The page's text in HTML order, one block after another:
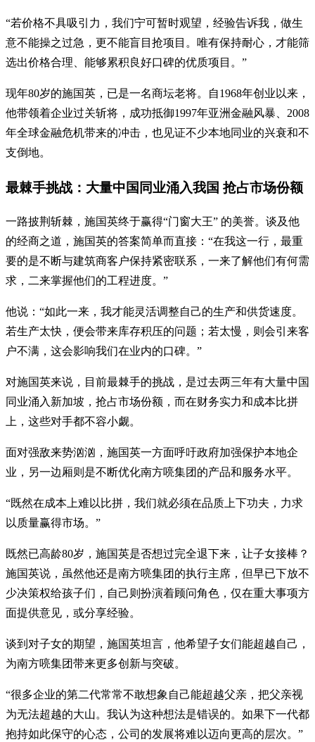
“若价格不具吸引力，我们宁可暂时观望，经验告诉我，做生
意不能操之过急，更不能盲目抢项目。唯有保持耐心，才能筛
选出价格合理、能够累积良好口碑的优质项目。”
现年80岁的施国英，已是一名商坛老将。自1968年创业以来，
他带领着企业过关斩将，成功抵御1997年亚洲金融风暴、2008
年全球金融危机带来的冲击，也见证不少本地同业的兴衰和不
支倒地。
最棘手挑战：大量中国同业涌入我国 抢占市场份额
一路披荆斩棘，施国英终于赢得“门窗大王” 的美誉。谈及他
的经商之道，施国英的答案简单而直接：“在我这一行，最重
要的是不断与建筑商客户保持紧密联系，一来了解他们有何需
求，二来掌握他们的工程进度。”
他说：“如此一来，我才能灵活调整自己的生产和供货速度。
若生产太快，便会带来库存积压的问题；若太慢，则会引来客
户不满，这会影响我们在业内的口碑。”
对施国英来说，目前最棘手的挑战，是过去两三年有大量中国
同业涌入新加坡，抢占市场份额，而在财务实力和成本比拼
上，这些对手都不容小觑。
面对强敌来势汹汹，施国英一方面呼吁政府加强保护本地企
业，另一边厢则是不断优化南方喨集团的产品和服务水平。
“既然在成本上难以比拼，我们就必须在品质上下功夫，力求
以质量赢得市场。”
既然已高龄80岁，施国英是否想过完全退下来，让子女接棒？
施国英说，虽然他还是南方喨集团的执行主席，但早已下放不
少决策权给孩子们，自己则扮演着顾问角色，仅在重大事项方
面提供意见，或分享经验。
谈到对子女的期望，施国英坦言，他希望子女们能超越自己，
为南方喨集团带来更多创新与突破。
“很多企业的第二代常常不敢想象自己能超越父亲，把父亲视
为无法超越的大山。我认为这种想法是错误的。如果下一代都
抱持如此保守的心态，公司的发展将难以迈向更高的层次。”